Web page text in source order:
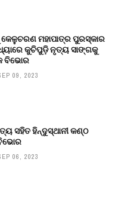
ମହାପାତ୍ର ପୁରସ୍କାର
କୁଚିପୁଡ଼ି ନୃତ୍ୟ ସାଙ୍ଗକୁ
ବିଭୋର
09, 2023
ସହିତ ହିନ୍ଦୁସ୍ଥାନୀ କଣ୍ଠ
06, 2023